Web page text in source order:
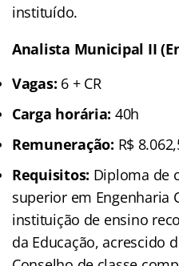
instituído.
Analista Municipal II
Vagas: 6 + CR
Carga horária: 40h
Remuneração: R$
Requisitos: Diploma de
superior em Engenharia
instituição de ensino
da Educação, acrescido